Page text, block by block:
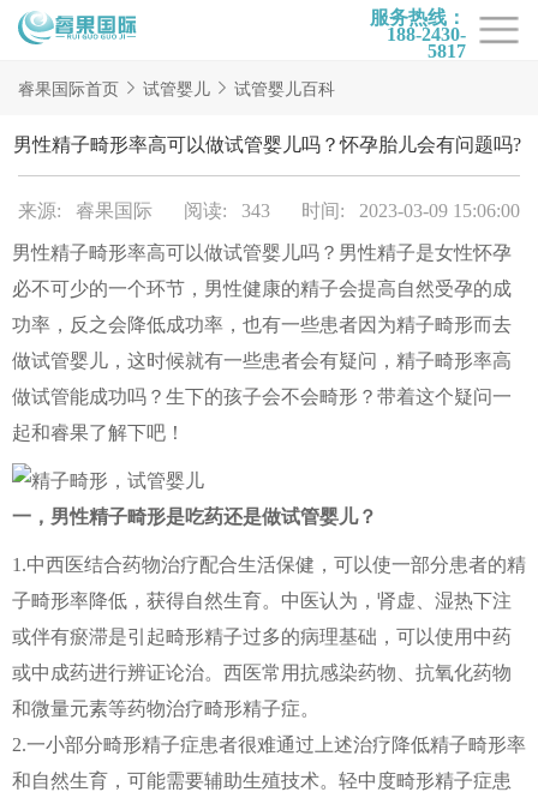
服务热线：
188-2430-
5817
首页
试管项目
试管百科
试管医院
睿果国际
睿果国际首页 试管婴儿 试管婴儿百科
男性精子畸形率高可以做试管婴儿吗？怀孕胎儿会有问题吗?
来源: 睿果国际 阅读: 343 时间: 2023-03-09 15:06:00
男性精子畸形率高可以做试管婴儿吗？男性精子是女性怀孕
必不可少的一个环节，男性健康的精子会提高自然受孕的成
功率，反之会降低成功率，也有一些患者因为精子畸形而去
做试管婴儿，这时候就有一些患者会有疑问，精子畸形率高
做试管能成功吗？生下的孩子会不会畸形？带着这个疑问一
起和睿果了解下吧！
一，男性精子畸形是吃药还是做试管婴儿？
1.中西医结合药物治疗配合生活保健，可以使一部分患者的精
子畸形率降低，获得自然生育。中医认为，肾虚、湿热下注
或伴有瘀滞是引起畸形精子过多的病理基础，可以使用中药
或中成药进行辨证论治。西医常用抗感染药物、抗氧化药物
和微量元素等药物治疗畸形精子症。
2.一小部分畸形精子症患者很难通过上述治疗降低精子畸形率
和自然生育，可能需要辅助生殖技术。轻中度畸形精子症患